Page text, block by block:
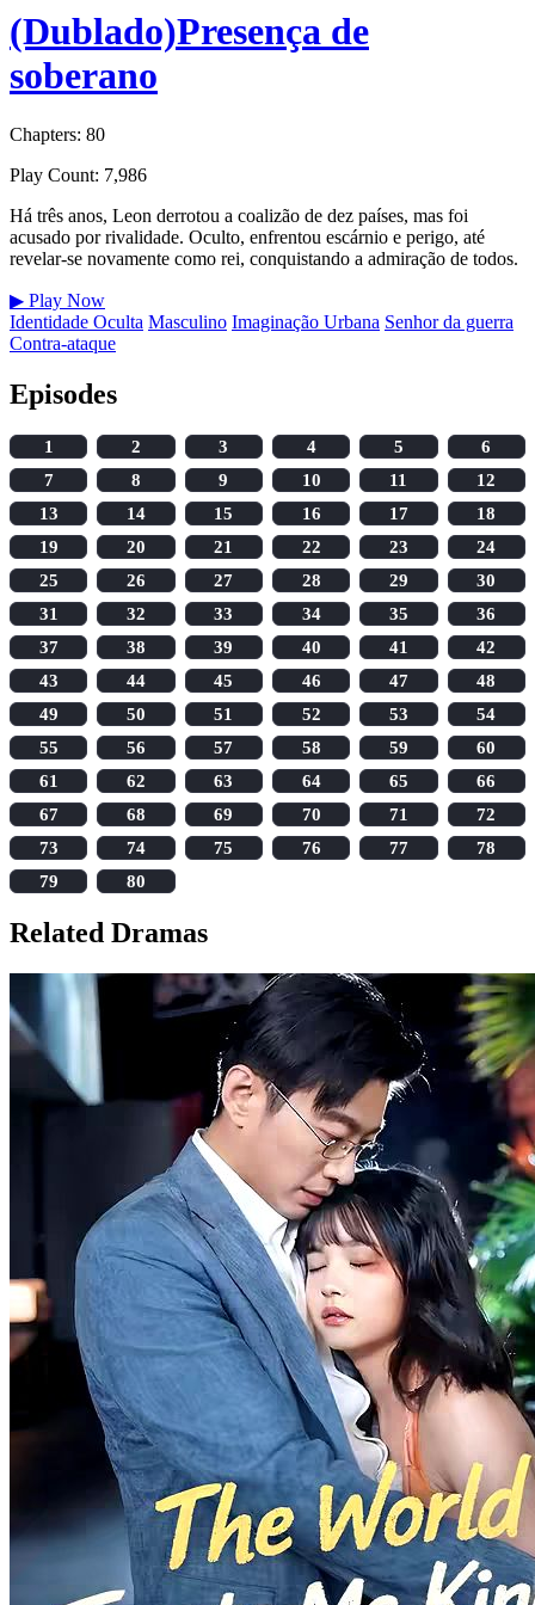
(Dublado)Presença de
soberano
Chapters: 80
Play Count: 7,986
Há três anos, Leon derrotou a coalizão de dez países, mas foi
acusado por rivalidade. Oculto, enfrentou escárnio e perigo, até
revelar-se novamente como rei, conquistando a admiração de todos.
▶ Play Now
Identidade Oculta Masculino Imaginação Urbana Senhor da guerra
Contra-ataque
Episodes
1 2 3 4 5
6
7
8 9 10 11
12
13
14 15 16 17
18
19
20 21 22 23
24
25
26 27 28 29
30
31
32 33 34 35
36
37
38 39 40 41
42
43
44 45 46 47
48
49
50 51 52 53
54
55
56 57 58 59
60
61
62 63 64 65
66
67
68 69 70 71
72
73
74 75 76 77
78
79
80
Related Dramas